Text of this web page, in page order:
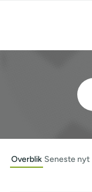
Overblik Seneste nyt